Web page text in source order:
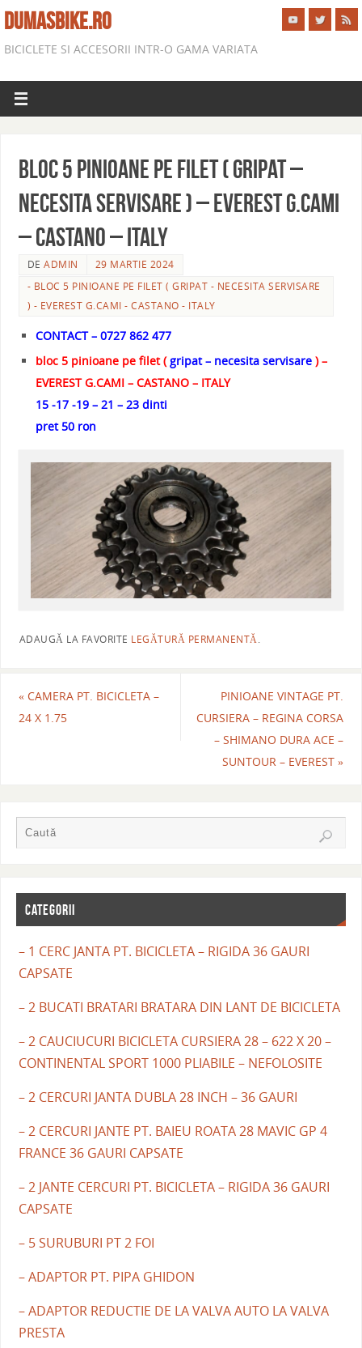
DUMASBIKE.RO
BICICLETE SI ACCESORII INTR-O GAMA VARIATA
bloc 5 pinioane pe filet ( gripat –
necesita servisare ) – EVEREST G.CAMI
– CASTANO – ITALY
DEADMIN
29 MARTIE 2024
- BLOC 5 PINIOANE PE FILET ( GRIPAT - NECESITA SERVISARE
) - EVEREST G.CAMI - CASTANO - ITALY
CONTACT – 0727 862 477
bloc 5 pinioane pe filet (gripat – necesita servisare ) –
EVEREST G.CAMI – CASTANO – ITALY
15 -17 -19 – 21 – 23 dinti
pret 50 ron
ADAUGĂ LA FAVORITE LEGĂTURĂ PERMANENTĂ.
«CAMERA PT. BICICLETA –
24 X 1.75
PINIOANE VINTAGE PT.
CURSIERA – REGINA CORSA
– SHIMANO DURA ACE –
SUNTOUR – EVEREST»
CATEGORII
– 1 CERC JANTA PT. BICICLETA – RIGIDA 36 GAURI
CAPSATE
– 2 BUCATI BRATARI BRATARA DIN LANT DE BICICLETA
– 2 CAUCIUCURI BICICLETA CURSIERA 28 – 622 X 20 –
CONTINENTAL SPORT 1000 PLIABILE – NEFOLOSITE
– 2 CERCURI JANTA DUBLA 28 INCH – 36 GAURI
– 2 CERCURI JANTE PT. BAIEU ROATA 28 MAVIC GP 4
FRANCE 36 GAURI CAPSATE
– 2 JANTE CERCURI PT. BICICLETA – RIGIDA 36 GAURI
CAPSATE
– 5 SURUBURI PT 2 FOI
– ADAPTOR PT. PIPA GHIDON
– ADAPTOR REDUCTIE DE LA VALVA AUTO LA VALVA
PRESTA